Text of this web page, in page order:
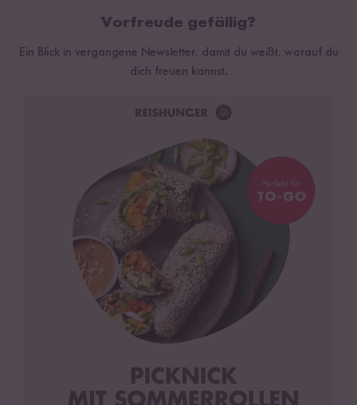
Vorfreude gefällig?
Ein Blick in vergangene Newsletter, damit du weißt, worauf du
dich freuen kannst.